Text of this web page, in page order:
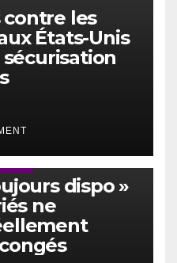
les
États-Unis
dispo »
ne